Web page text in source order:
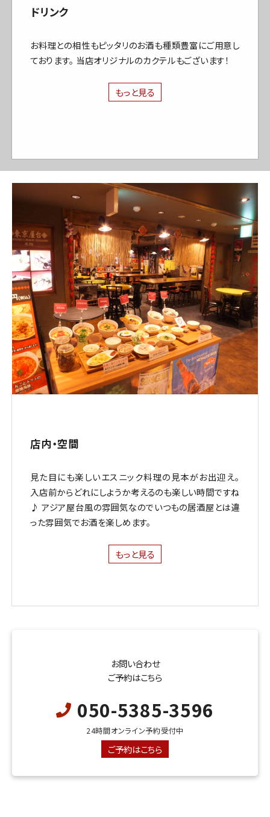
ドリンク
お料理との相性もピッタリのお酒も種類豊富にご用意し
ております。 当店オリジナルのカクテルもございます！
もっと見る
店内・空間
見た目にも楽しいエスニック料理の見本がお出迎え。
入店前からどれにしようか考えるのも楽しい時間ですね
♪ アジア屋台風の雰囲気なのでいつもの居酒屋とは違
った雰囲気でお酒を楽しめます。
もっと見る
お問い合わせ
ご予約はこちら
050-5385-3596
24時間オンライン予約受付中
ご予約はこちら